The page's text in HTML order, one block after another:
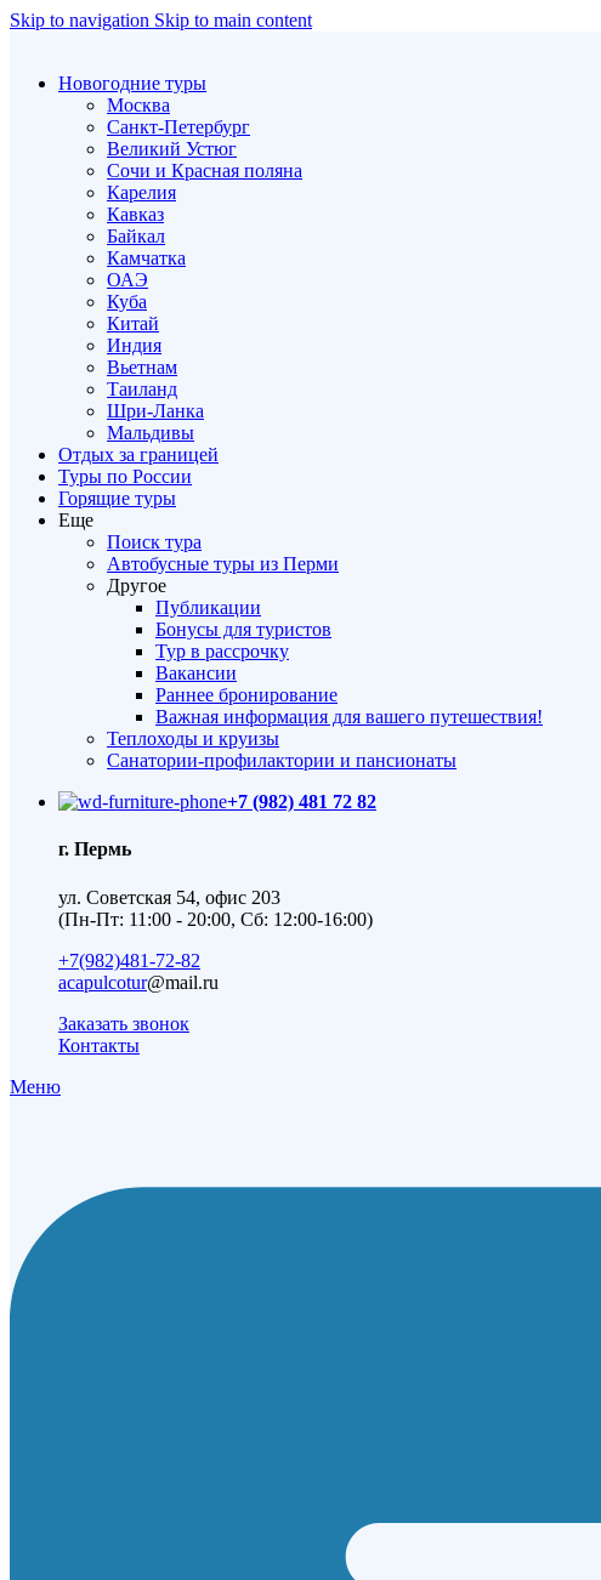
Skip to navigation Skip to main content
Новогодние туры
Москва
Санкт-Петербург
Великий Устюг
Сочи и Красная поляна
Карелия
Кавказ
Байкал
Камчатка
ОАЭ
Куба
Китай
Индия
Вьетнам
Таиланд
Шри-Ланка
Мальдивы
Отдых за границей
Туры по России
Горящие туры
Еще
Поиск тура
Автобусные туры из Перми
Другое
Публикации
Бонусы для туристов
Тур в рассрочку
Вакансии
Раннее бронирование
Важная информация для вашего путешествия!
Теплоходы и круизы
Санатории-профилактории и пансионаты
+7 (982) 481 72 82
г. Пермь
ул. Советская 54, офис 203
(Пн-Пт: 11:00 - 20:00, Сб: 12:00-16:00)
+7(982)481-72-82
acapulcotur@mail.ru
Заказать звонок
Контакты
Меню